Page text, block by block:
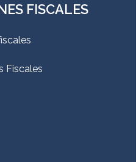
FISCALES
Fiscales